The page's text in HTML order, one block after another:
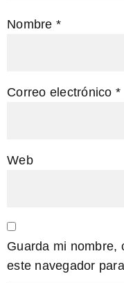
Nombre *
Correo electrónico *
Web
Guarda mi nombre,
este navegador